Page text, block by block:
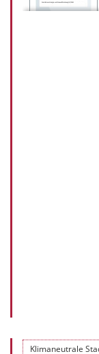
Klimaneutrale